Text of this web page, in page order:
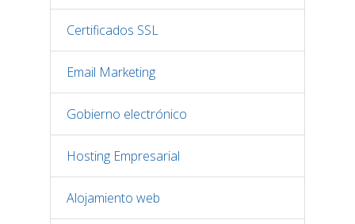
Certificados SSL
Email Marketing
Gobierno electrónico
Hosting Empresarial
Alojamiento web